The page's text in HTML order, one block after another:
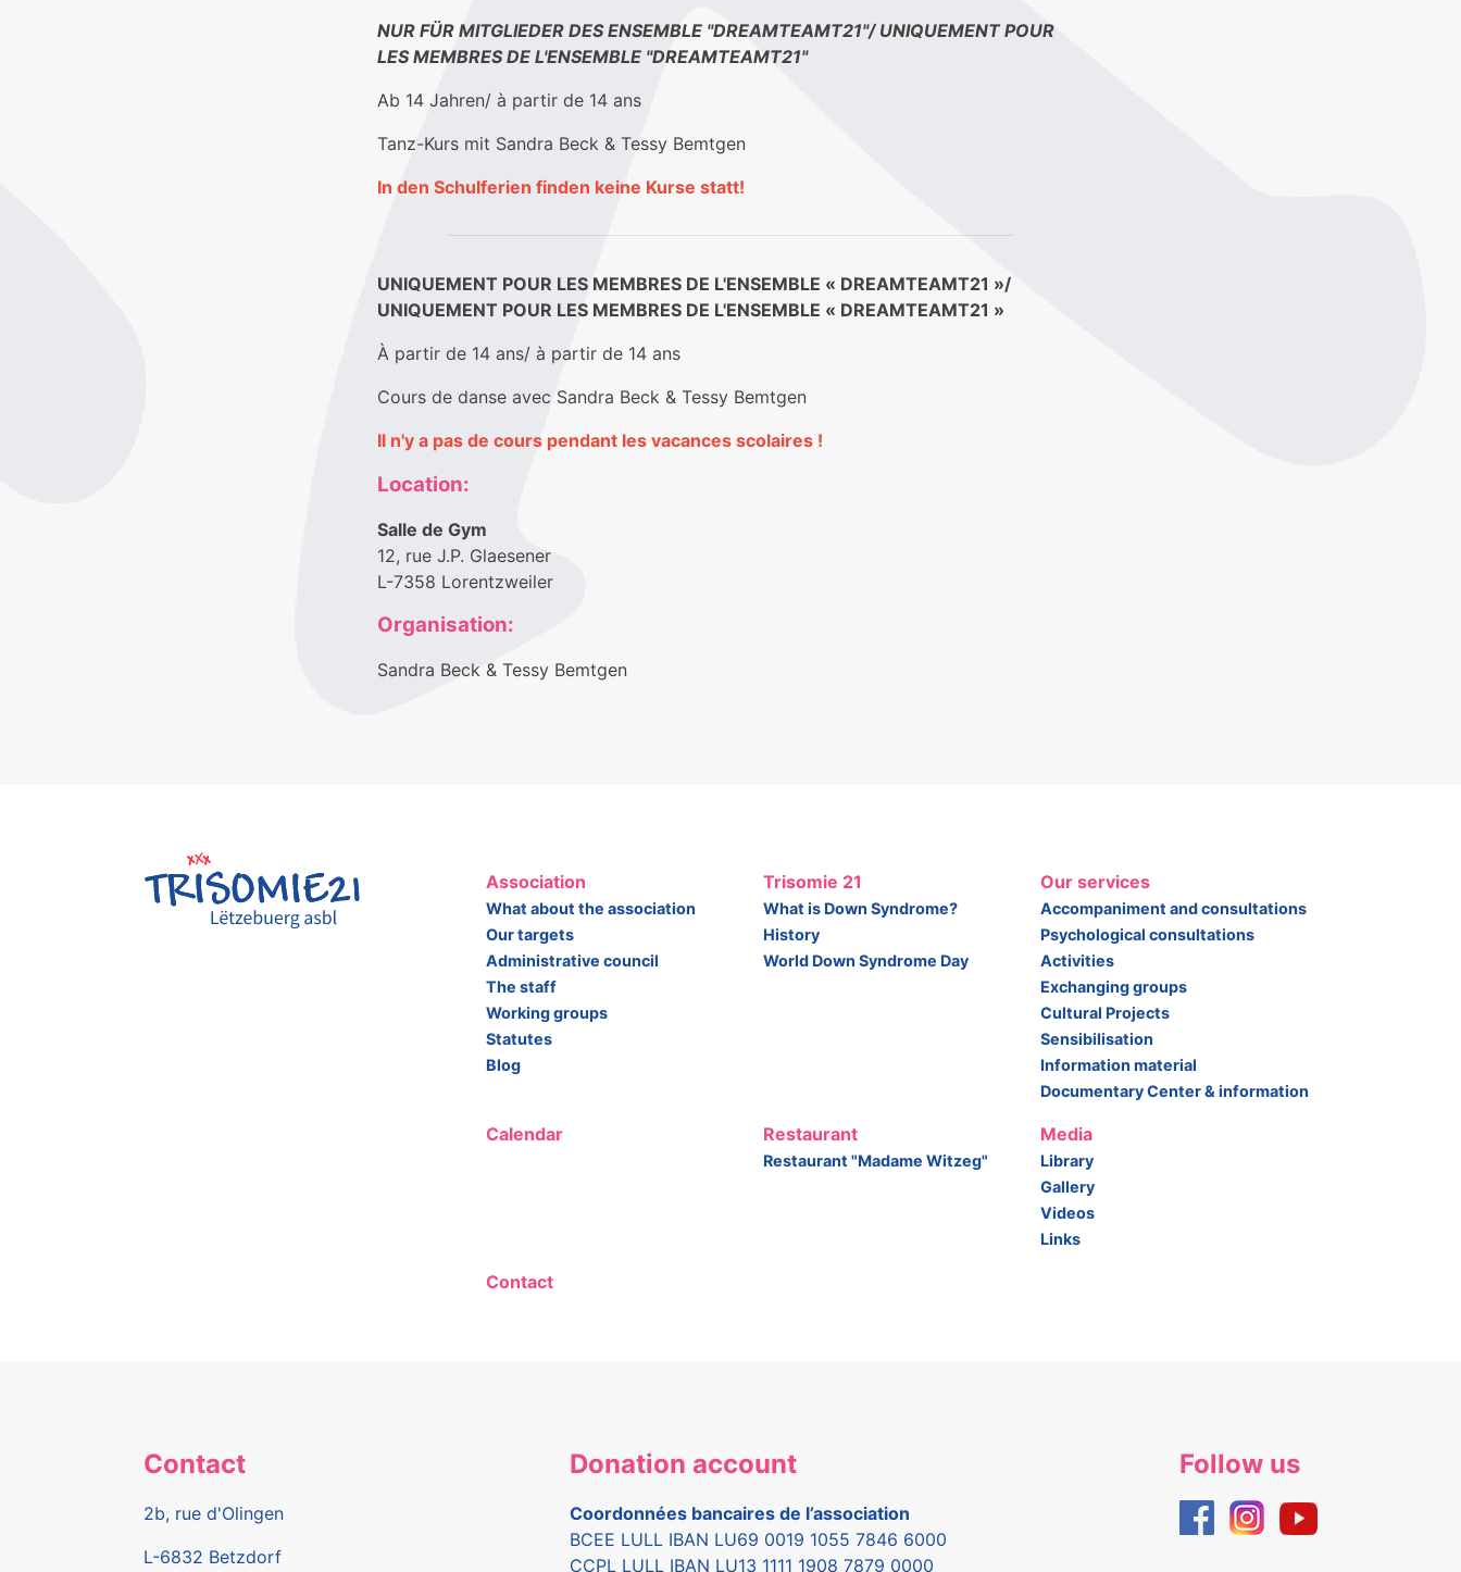
NUR FÜR MITGLIEDER DES ENSEMBLE "DREAMTEAMT21"/ UNIQUEMENT POUR
LES MEMBRES DE L'ENSEMBLE "DREAMTEAMT21"
Ab 14 Jahren/ à partir de 14 ans
Tanz-Kurs mit Sandra Beck & Tessy Bemtgen
In den Schulferien finden keine Kurse statt!
UNIQUEMENT POUR LES MEMBRES DE L'ENSEMBLE « DREAMTEAMT21 »/
UNIQUEMENT POUR LES MEMBRES DE L'ENSEMBLE « DREAMTEAMT21 »
À partir de 14 ans/ à partir de 14 ans
Cours de danse avec Sandra Beck & Tessy Bemtgen
Il n'y a pas de cours pendant les vacances scolaires !
Location:
Salle de Gym
12, rue J.P. Glaesener
L-7358 Lorentzweiler
Organisation:
Sandra Beck & Tessy Bemtgen
Association
What about the association
Our targets
Administrative council
The staff
Working groups
Statutes
Blog
Trisomie 21
What is Down Syndrome?
History
World Down Syndrome Day
Our services
Accompaniment and consultations
Psychological consultations
Activities
Exchanging groups
Cultural Projects
Sensibilisation
Information material
Documentary Center & information
Calendar Restaurant
Restaurant "Madame Witzeg"
Media
Library
Gallery
Videos
Links
Contact
Contact
2b, rue d'Olingen
L-6832 Betzdorf
Donation account
Coordonnées bancaires de l’association
BCEE LULL IBAN LU69 0019 1055 7846 6000
CCPL LULL IBAN LU13 1111 1908 7879 0000
Follow us